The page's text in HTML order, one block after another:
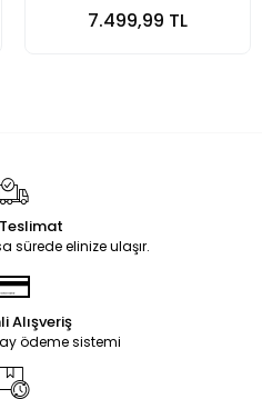
7.499,99 TL
Teslimat
sürede elinize ulaşır.
Alışveriş
ödeme sistemi